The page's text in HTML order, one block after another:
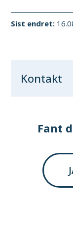
Sist endret
Kontakt
Fant